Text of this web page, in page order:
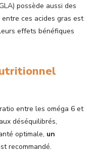
possède aussi des
ces acides gras est
effets bénéfiques
entre les oméga 6 et
déséquilibrés,
optimale, un
recommandé.